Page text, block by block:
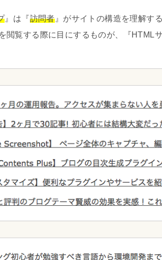
』は『訪問者』がサイトの構造を理解す
閲覧する際に目にするものが、『HTML